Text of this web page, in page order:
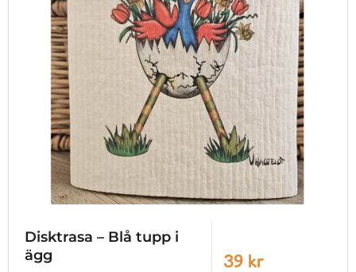
Disktrasa – Blå tupp i
ägg
39 kr